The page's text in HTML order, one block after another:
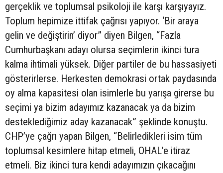
gerçeklik ve toplumsal psikoloji ile karşı karşıyayız.
Toplum hepimize ittifak çağrısı yapıyor. ‘Bir araya
gelin ve değiştirin’ diyor” diyen Bilgen, “Fazla
Cumhurbaşkanı adayı olursa seçimlerin ikinci tura
kalma ihtimali yüksek. Diğer partiler de bu hassasiyeti
gösterirlerse. Herkesten demokrasi ortak paydasında
oy alma kapasitesi olan isimlerle bu yarışa girerse bu
seçimi ya bizim adayımız kazanacak ya da bizim
desteklediğimiz aday kazanacak” şeklinde konuştu.
CHP’ye çağrı yapan Bilgen, “Belirledikleri isim tüm
toplumsal kesimlere hitap etmeli, OHAL’e itiraz
etmeli. Biz ikinci tura kendi adayımızın çıkacağını